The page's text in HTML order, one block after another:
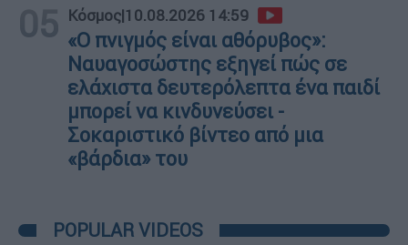
05 Κόσμος|10.08.2026 14:59
«Ο πνιγμός είναι αθόρυβος»:
Ναυαγοσώστης εξηγεί πώς σε
ελάχιστα δευτερόλεπτα ένα παιδί
μπορεί να κινδυνεύσει -
Σοκαριστικό βίντεο από μια
«βάρδια» του
POPULAR VIDEOS